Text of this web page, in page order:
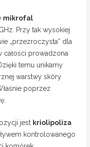
mikrofal
Przy tak wysokiej
„przezroczysta” dla
całości prowadzona
temu unikamy
warstwy skóry
poprzez
jest kriolipoliza
kontrolowanego